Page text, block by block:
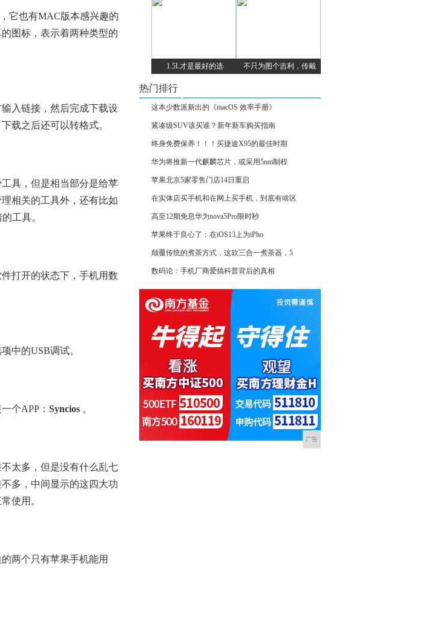
它也有MAC版本感兴趣的
图标，表示着两种类型的
入链接，然后完成下载设
载之后还可以转格式。
工具，但是相当部分是给苹
相关的工具外，还有比如
工具。
打开的状态下，手机用数
中的USB调试。
个APP： Syncios 。
太多，但是没有什么乱七
多，中间显示的这四大功
使用。
两个只有苹果手机能用
1.5L才是最好的选 不只为图个吉利，传戴
热门排行
这本少数派新出的《macOS 效率手册》
紧凑级SUV该买谁？新年新车购买指南
终身免费保养！！！买捷途X95的最佳时期
华为将推新一代麒麟芯片，或采用5nm制程
苹果北京5家零售门店14日重启
在实体店买手机和在网上买手机，到底有啥区
高至12期免息华为nova5Pro限时秒
苹果终于良心了：在iOS13上为iPho
颠覆传统的煮茶方式，这款三合一煮茶器，5
数码论：手机厂商爱搞科普背后的真相
广告